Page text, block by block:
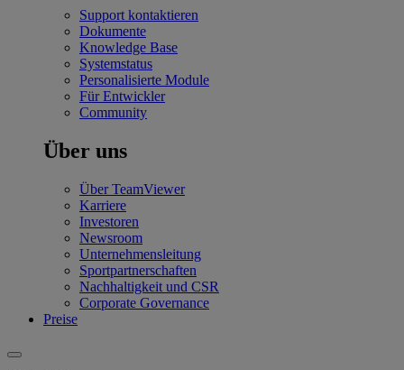
Support kontaktieren
Dokumente
Knowledge Base
Systemstatus
Personalisierte Module
Für Entwickler
Community
Über uns
Über TeamViewer
Karriere
Investoren
Newsroom
Unternehmensleitung
Sportpartnerschaften
Nachhaltigkeit und CSR
Corporate Governance
Preise